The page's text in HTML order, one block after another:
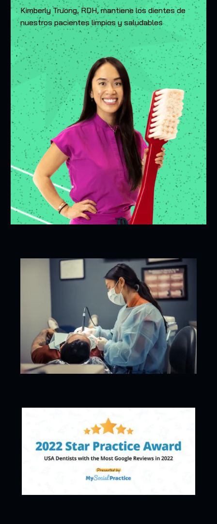
Kimberly Truong, RDH, mantiene los dientes de
nuestros pacientes limpios y saludables